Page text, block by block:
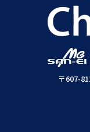
〒607-